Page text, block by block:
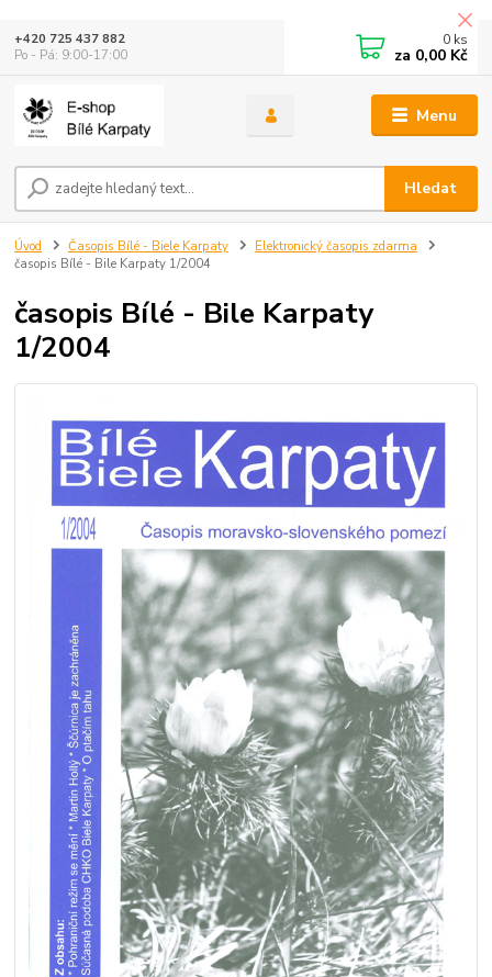
Menu
Hledat
+420 725 437 882
Po - Pá: 9:00-17:00
0 ks
za 0,00 Kč
Úvod Časopis Bílé - Biele Karpaty
Elektronický časopis zdarma
časopis Bílé - Bile Karpaty 1/2004
časopis Bílé - Bile Karpaty
1/2004